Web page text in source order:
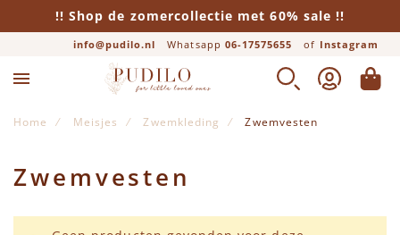
!! Shop de zomercollectie met 60% sale !!
info@pudilo.nl Whatsapp 06-17575655 of Instagram
ZOEK ACCOUNT
Home Meisjes Zwemkleding Zwemvesten
Zwemvesten